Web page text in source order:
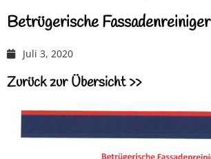
Betrügerische Fassadenreiniger
Juli 3, 2020
Zurück zur Übersicht >>